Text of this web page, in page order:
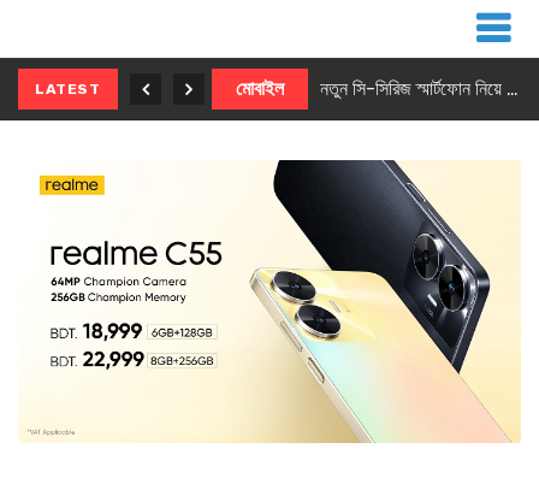
LATEST মোবাইল নতুন সি-সিরিজ স্মার্টফোন নিয়ে আসছে রিয়েলমি